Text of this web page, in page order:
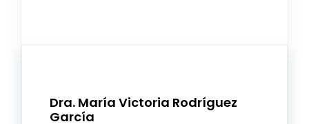
Dra. María Victoria Rodríguez
García